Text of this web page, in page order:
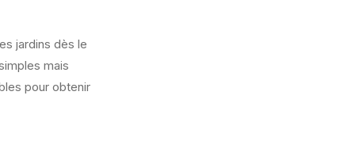
jardins dès le
mais
pour obtenir